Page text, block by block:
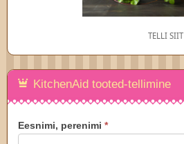
TELLI SIIT
KitchenAid tooted-tellimine
KitchenAid
tellimus
Eesnimi, perenimi *